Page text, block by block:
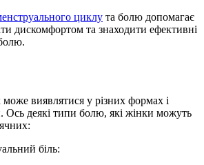
циклу та болю допомагає
дискомфортом та знаходити ефективні
може виявлятися у різних формах і
деякі типи болю, які жінки можуть
біль: